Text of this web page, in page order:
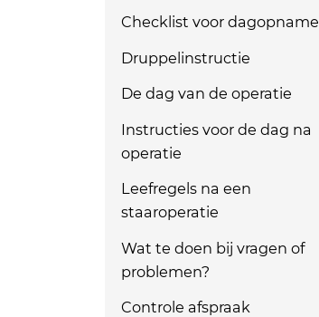
Checklist voor dagopname
Druppelinstructie
De dag van de operatie
Instructies voor de dag na
operatie
Leefregels na een
staaroperatie
Wat te doen bij vragen of
problemen?
Controle afspraak